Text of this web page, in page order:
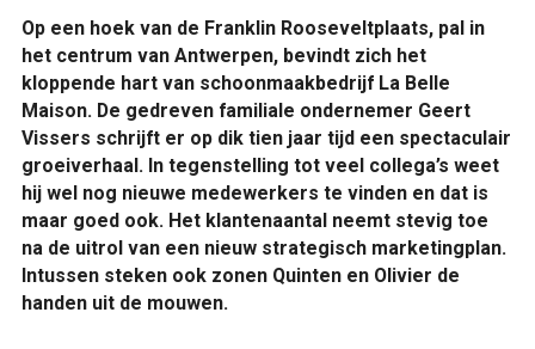
Op een hoek van de Franklin Rooseveltplaats, pal in
het centrum van Antwerpen, bevindt zich het
kloppende hart van schoonmaakbedrijf La Belle
Maison. De gedreven familiale ondernemer Geert
Vissers schrijft er op dik tien jaar tijd een spectaculair
groeiverhaal. In tegenstelling tot veel collega’s weet
hij wel nog nieuwe medewerkers te vinden en dat is
maar goed ook. Het klantenaantal neemt stevig toe
na de uitrol van een nieuw strategisch marketingplan.
Intussen steken ook zonen Quinten en Olivier de
handen uit de mouwen.